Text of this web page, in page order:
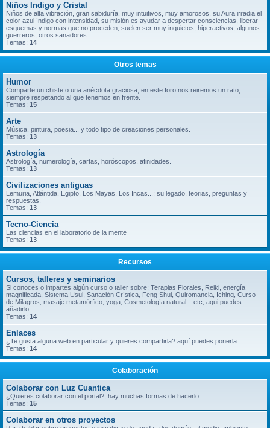
Niños Indigo y Cristal
Niños de alta vibración, gran sabiduría, muy intuitivos, muy amorosos, su Aura irradia el
color azul índigo con intensidad, su misión es ayudar a despertar consciencias, liberar
esquemas y normas que no proceden, suelen ser muy inquietos, hiperactivos, algunos
guerreros, otros sanadores.
Temas: 14
Otros temas
Humor
Comparte un chiste o una anécdota graciosa, en este foro nos reiremos un rato,
siempre respetando al que tenemos en frente.
Temas: 15
Arte
Música, pintura, poesia... y todo tipo de creaciones personales.
Temas: 13
Astrología
Astrología, numerología, cartas, horóscopos, afinidades.
Temas: 13
Civilizaciones antiguas
Lemuria, Atlántida, Egipto, Los Mayas, Los Incas...: su legado, teorias, preguntas y
respuestas.
Temas: 13
Tecno-Ciencia
Las ciencias en el laboratorio de la mente
Temas: 13
Recursos
Cursos, talleres y seminarios
Si conoces o impartes algún curso o taller sobre: Terapias Florales, Reiki, energía
magnificada, Sistema Usui, Sanación Crística, Feng Shui, Quiromancia, Iching, Curso
de Milagros, masaje metamórfico, yoga, Cosmetología natural... etc, aqui puedes
añadirlo
Temas: 14
Enlaces
¿Te gusta alguna web en particular y quieres compartirla? aquí puedes ponerla
Temas: 14
Colaboración
Colaborar con Luz Cuantica
¿Quieres colaborar con el portal?, hay muchas formas de hacerlo
Temas: 15
Colaborar en otros proyectos